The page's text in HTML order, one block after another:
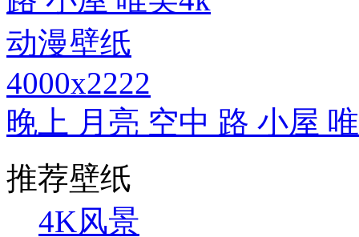
4000x2222
晚上 月亮 空中 路 小屋
推荐壁纸
4K风景